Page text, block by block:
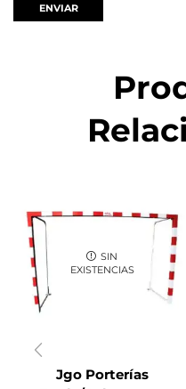
SIN
EXISTENCIAS
Jgo Porterías